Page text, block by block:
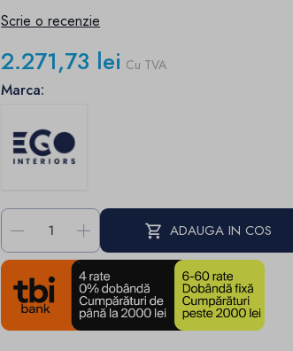
Scrie o recenzie
2.271,73 lei Cu TVA
Marca:
- + ADAUGA IN COS